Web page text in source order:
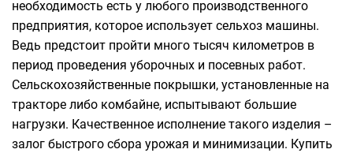
необходимость есть у любого производственного
предприятия, которое использует сельхоз машины.
Ведь предстоит пройти много тысяч километров в
период проведения уборочных и посевных работ.
Сельскохозяйственные покрышки, установленные на
тракторе либо комбайне, испытывают большие
нагрузки. Качественное исполнение такого изделия –
залог быстрого сбора урожая и минимизации. Купить